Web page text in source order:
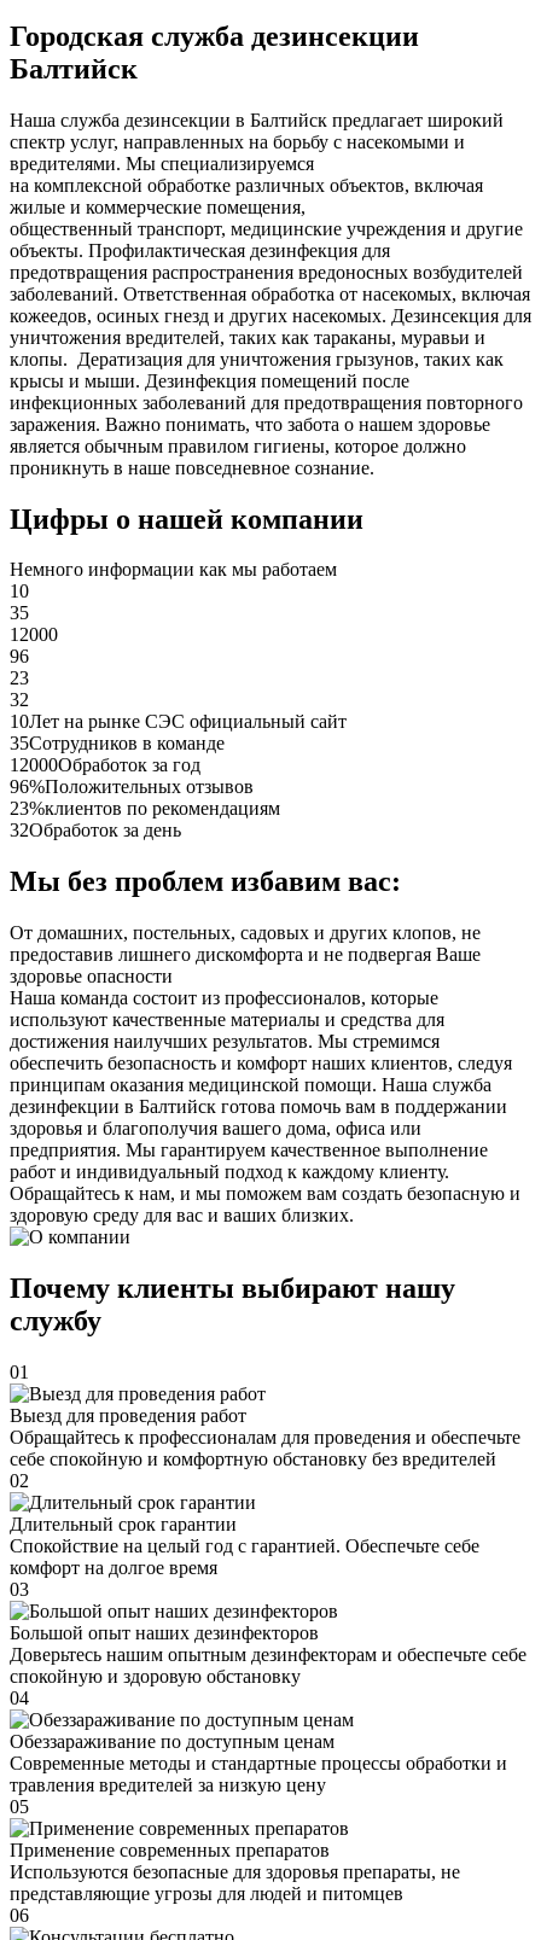
Городская служба дезинсекции
Балтийск
Наша служба дезинсекции в Балтийск предлагает широкий
спектр услуг, направленных на борьбу с насекомыми и
вредителями. Мы специализируемся
на комплексной обработке различных объектов, включая
жилые и коммерческие помещения,
общественный транспорт, медицинские учреждения и другие
объекты. Профилактическая дезинфекция для
предотвращения распространения вредоносных возбудителей
заболеваний. Ответственная обработка от насекомых, включая
кожеедов, осиных гнезд и других насекомых. Дезинсекция для
уничтожения вредителей, таких как тараканы, муравьи и
клопы. Дератизация для уничтожения грызунов, таких как
крысы и мыши. Дезинфекция помещений после
инфекционных заболеваний для предотвращения повторного
заражения. Важно понимать, что забота о нашем здоровье
является обычным правилом гигиены, которое должно
проникнуть в наше повседневное сознание.
Цифры о нашей компании
Немного информации как мы работаем
10
35
12000
96
23
32
10Лет на рынке СЭС официальный сайт
35Сотрудников в команде
12000Обработок за год
96%Положительных отзывов
23%клиентов по рекомендациям
32Обработок за день
Мы без проблем избавим вас:
От домашних, постельных, садовых и других клопов, не
предоставив лишнего дискомфорта и не подвергая Ваше
здоровье опасности
Наша команда состоит из профессионалов, которые
используют качественные материалы и средства для
достижения наилучших результатов. Мы стремимся
обеспечить безопасность и комфорт наших клиентов, следуя
принципам оказания медицинской помощи. Наша служба
дезинфекции в Балтийск готова помочь вам в поддержании
здоровья и благополучия вашего дома, офиса или
предприятия. Мы гарантируем качественное выполнение
работ и индивидуальный подход к каждому клиенту.
Обращайтесь к нам, и мы поможем вам создать безопасную и
здоровую среду для вас и ваших близких.
Почему клиенты выбирают нашу
службу
01
Выезд для проведения работ
Обращайтесь к профессионалам для проведения и обеспечьте
себе спокойную и комфортную обстановку без вредителей
02
Длительный срок гарантии
Спокойствие на целый год с гарантией. Обеспечьте себе
комфорт на долгое время
03
Большой опыт наших дезинфекторов
Доверьтесь нашим опытным дезинфекторам и обеспечьте себе
спокойную и здоровую обстановку
04
Обеззараживание по доступным ценам
Современные методы и стандартные процессы обработки и
травления вредителей за низкую цену
05
Применение современных препаратов
Используются безопасные для здоровья препараты, не
представляющие угрозы для людей и питомцев
06